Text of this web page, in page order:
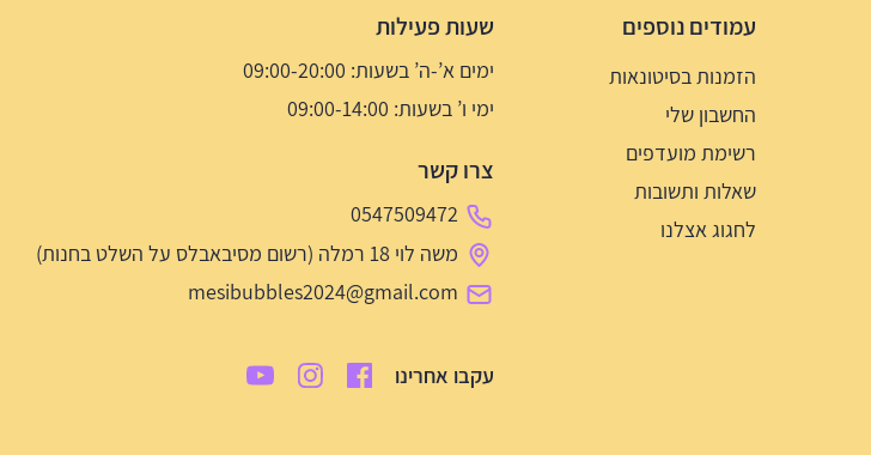
עמודים נוספים
הזמנות בסיטונאות
החשבון שלי
רשימת מועדפים
שאלות ותשובות
לחגוג אצלנו
שעות פעילות
ימים א’-ה’ בשעות: 09:00-20:00
ימי ו’ בשעות: 09:00-14:00
צרו קשר
0547509472
משה לוי 18 רמלה (רשום מסיבאבלס על השלט בחנות)
mesibubbles2024@gmail.com
עקבו אחרינו